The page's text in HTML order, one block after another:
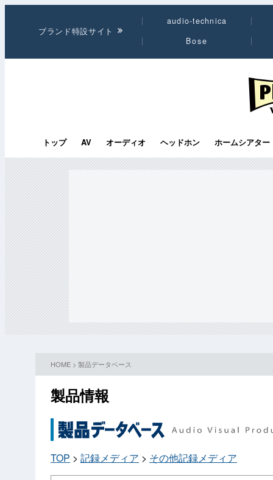
ブランド特設サイト
audio-technica
Bose
トップ AV オーディオ ヘッドホン ホームシアター
HOME > 製品データベース
製品情報
TOP > 記録メディア > その他記録メディア